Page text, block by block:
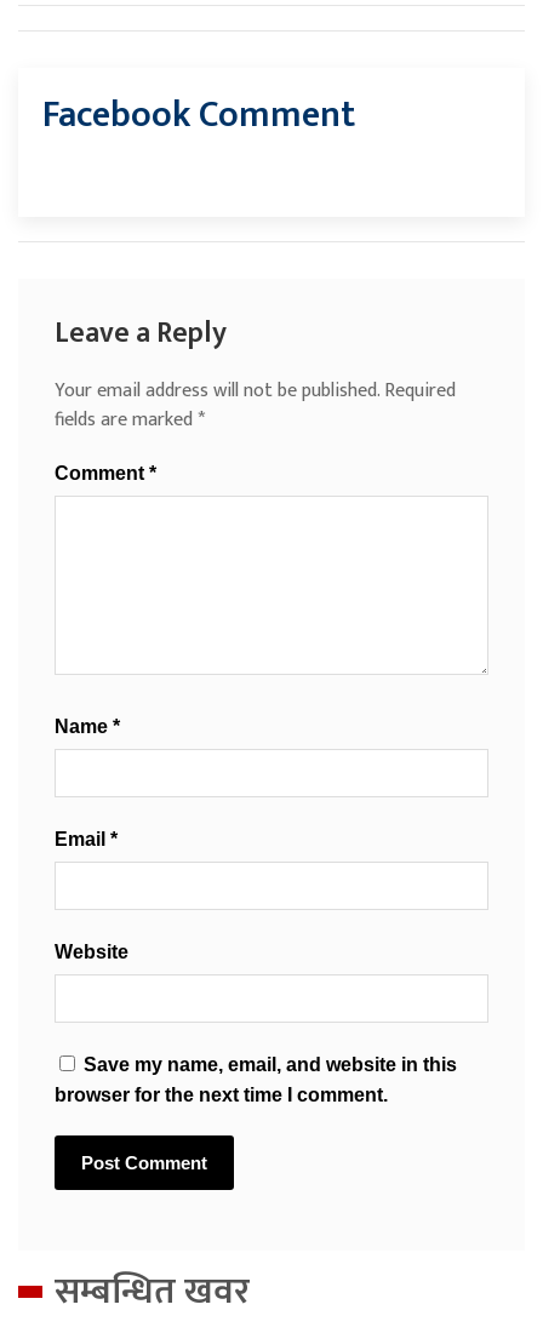
Facebook Comment
Leave a Reply
Your email address will not be published.Required
fields are marked*
Comment *
Name *
Email *
Website
Save my name, email, and website in this
browser for the next time I comment.
सम्बन्धित खवर